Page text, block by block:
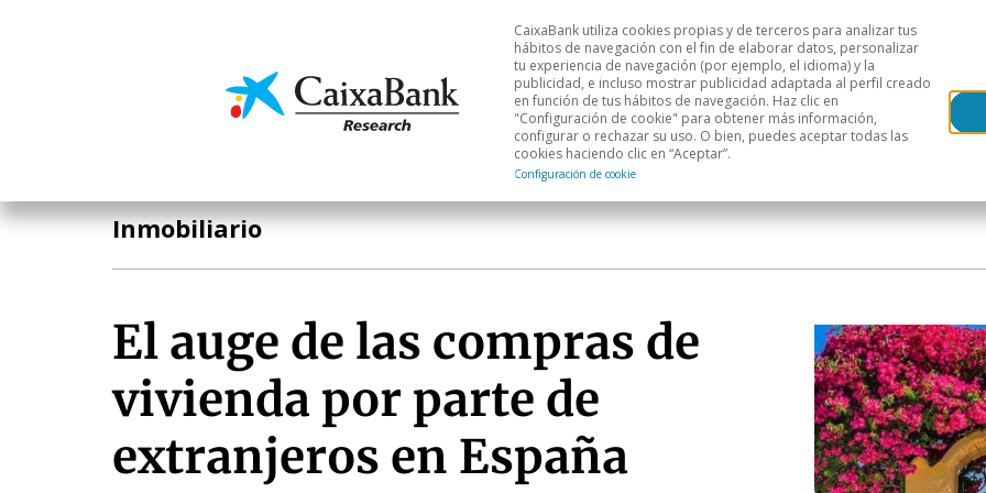
Economía y mercados Análisis sectorial Áreas geográficas
CaixaBank utiliza cookies propias y de terceros para analizar tus
hábitos de navegación con el fin de elaborar datos, personalizar
tu experiencia de navegación (por ejemplo, el idioma) y la
publicidad, e incluso mostrar publicidad adaptada al perfil creado
en función de tus hábitos de navegación. Haz clic en
"Configuración de cookie" para obtener más información,
configurar o rechazar su uso. O bien, puedes aceptar todas las
cookies haciendo clic en “Aceptar”.
Configuración de cookie
Inmobiliario
El auge de las compras de
vivienda por parte de
extranjeros en España